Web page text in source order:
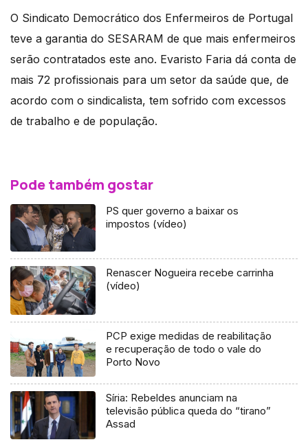
O Sindicato Democrático dos Enfermeiros de Portugal
teve a garantia do SESARAM de que mais enfermeiros
serão contratados este ano. Evaristo Faria dá conta de
mais 72 profissionais para um setor da saúde que, de
acordo com o sindicalista, tem sofrido com excessos
de trabalho e de população.
Pode também gostar
PS quer governo a baixar os
impostos (vídeo)
Renascer Nogueira recebe carrinha
(vídeo)
PCP exige medidas de reabilitação
e recuperação de todo o vale do
Porto Novo
Síria: Rebeldes anunciam na
televisão pública queda do “tirano”
Assad